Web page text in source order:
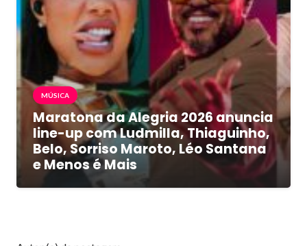
MÚSICA
Maratona da Alegria 2026 anuncia
line-up com Ludmilla, Thiaguinho,
Belo, Sorriso Maroto, Léo Santana
e Menos é Mais